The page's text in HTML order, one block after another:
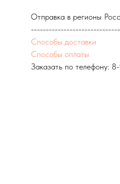
Отправка в регионы
Способы доставки
Способы оплаты
Заказать по телефону: